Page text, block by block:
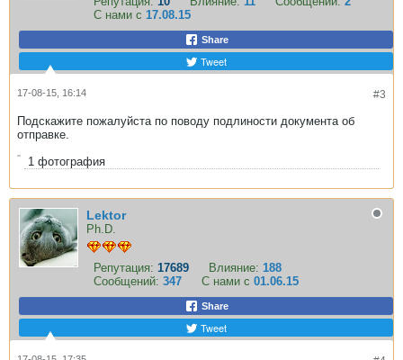
С нами с 17.08.15
Share
Tweet
#3
17-08-15, 16:14
Подскажите пожалуйста по поводу подлиности документа об
отправке.
1 фотография
Lektor
Ph.D.
Репутация: 17689 Влияние: 188
Сообщений: 347 С нами с 01.06.15
Share
Tweet